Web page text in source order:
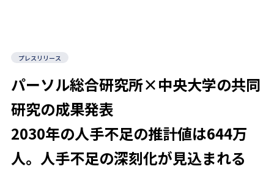
プレスリリース
パーソル総合研究所×中央大学の共同
研究の成果発表
2030年の人手不足の推計値は644万
人。人手不足の深刻化が見込まれる